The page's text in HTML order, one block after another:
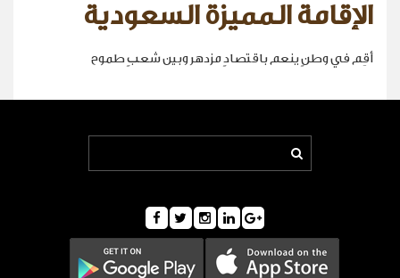
الإقامة المميزة السعودية
أقِم في وطنٍ ينعم باقتصادٍ مزدهر وبين شعبٍ طموح